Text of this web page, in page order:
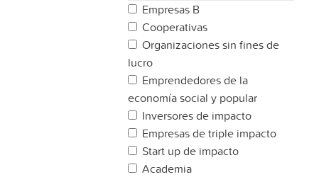
Empresas B
Cooperativas
Organizaciones sin fines de
lucro
Emprendedores de la
economía social y popular
Inversores de impacto
Empresas de triple impacto
Start up de impacto
Academia